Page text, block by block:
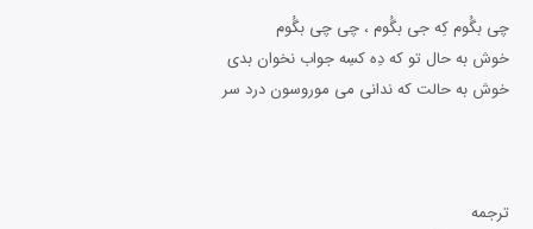
چی بگُوم کِه جی بگُوم ، چی چی بگُوم
خوش به حال تو که دِه کسِه جواب نخوان بدی
خوش به حالت که ندانی می موروسون درد سر
ترجمه